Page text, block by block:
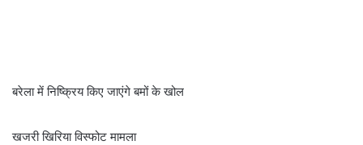
बरेला में निष्क्रिय किए जाएंगे बमों के खोल
खजरी खिरिया विस्फोट मामला